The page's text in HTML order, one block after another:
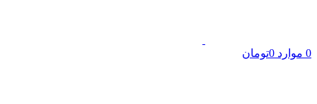
0 موارد 0تومان